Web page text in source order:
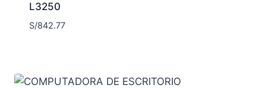
L3250
S/842.77